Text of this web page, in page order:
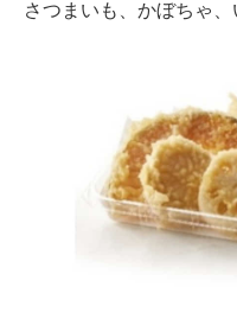
さつまいも、かぼちゃ、